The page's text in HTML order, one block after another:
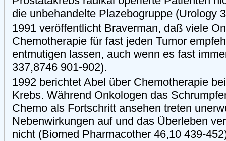
die unbehandelte Plazebogruppe (Urology
1991 veröffentlicht Braverman, daß viele
Chemotherapie für fast jeden Tumor
entmutigen lassen, auch wenn es fast
337,8746 901-902).
1992 berichtet Abel über Chemotherapie
Krebs. Während Onkologen das
Chemo als Fortschritt ansehen treten
Nebenwirkungen auf und das Überleben
nicht (Biomed Pharmacother 46,10 439-